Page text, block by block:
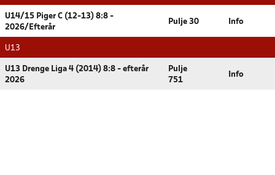
U14/15 Piger C (12-13) 8:8 -
2026/Efterår
Pulje 30 Info
U13
U13 Drenge Liga 4 (2014) 8:8 - efterår
2026
Pulje
751
Info